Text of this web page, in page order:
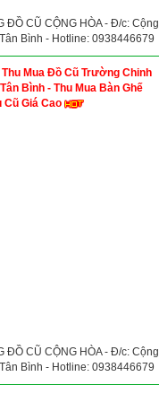
ĐỒ CŨ CỘNG HÒA - Đ/c: Cộng
Bình - Hotline: 0938446679
Mua Đồ Cũ Trường Chinh
Bình - Thu Mua Bàn Ghế
Giá Cao
ĐỒ CŨ CỘNG HÒA - Đ/c: Cộng
Bình - Hotline: 0938446679